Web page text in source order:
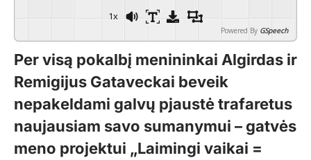
1x
Powered By GSpeech
Per visą pokalbį menininkai Algirdas ir
Remigijus Gataveckai beveik
nepakeldami galvų pjaustė trafaretus
naujausiam savo sumanymui – gatvės
meno projektui „Laimingi vaikai =